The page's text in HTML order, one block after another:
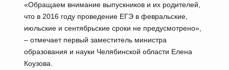
«Обращаем внимание выпускников и их родителей,
что в 2016 году проведение ЕГЭ в февральские,
июльские и сентябрьские сроки не предусмотрено»,
– отмечает первый заместитель министра
образования и науки Челябинской области Елена
Коузова.